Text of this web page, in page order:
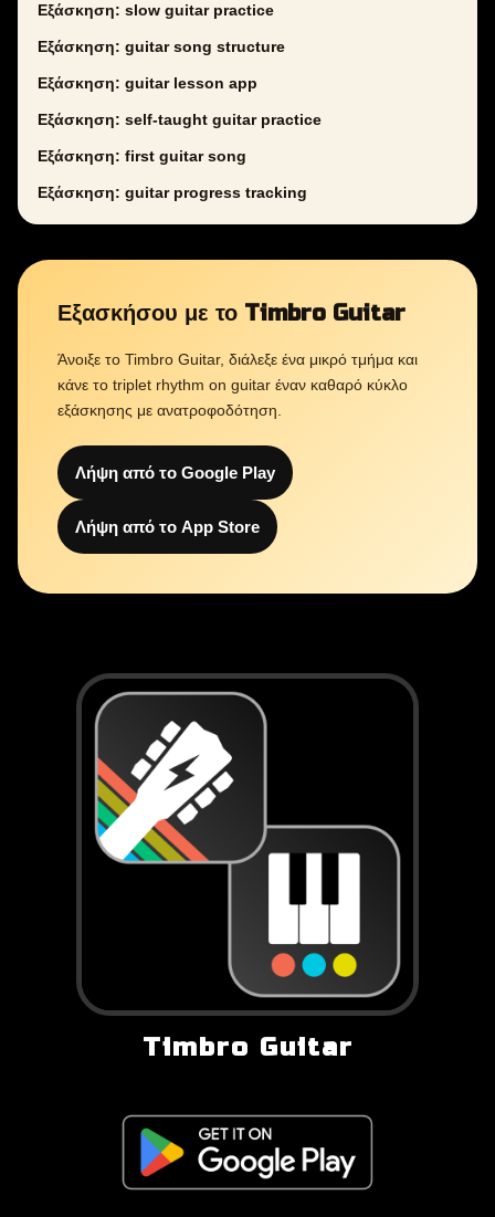
Εξάσκηση: slow guitar practice
Εξάσκηση: guitar song structure
Εξάσκηση: guitar lesson app
Εξάσκηση: self-taught guitar practice
Εξάσκηση: first guitar song
Εξάσκηση: guitar progress tracking
Εξασκήσου με το Timbro Guitar
Άνοιξε το Timbro Guitar, διάλεξε ένα μικρό τμήμα και
κάνε το triplet rhythm on guitar έναν καθαρό κύκλο
εξάσκησης με ανατροφοδότηση.
Λήψη από το Google Play
Λήψη από το App Store
Timbro Guitar